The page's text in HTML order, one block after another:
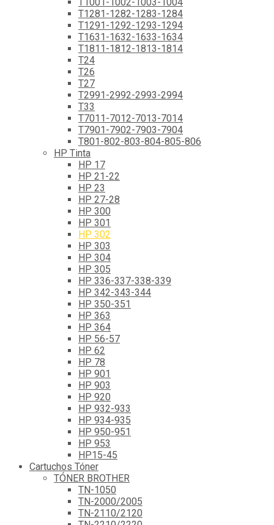
T1281-1282-1283-1284
T1291-1292-1293-1294
T1631-1632-1633-1634
T1811-1812-1813-1814
T24
T26
T27
T2991-2992-2993-2994
T33
T7011-7012-7013-7014
T7901-7902-7903-7904
T801-802-803-804-805-806
HP Tinta
HP 17
HP 21-22
HP 23
HP 27-28
HP 300
HP 301
HP 302
HP 303
HP 304
HP 305
HP 336-337-338-339
HP 342-343-344
HP 350-351
HP 363
HP 364
HP 56-57
HP 62
HP 78
HP 901
HP 903
HP 920
HP 932-933
HP 934-935
HP 950-951
HP 953
HP15-45
Cartuchos Tóner
TÓNER BROTHER
TN-1050
TN-2000/2005
TN-2110/2120